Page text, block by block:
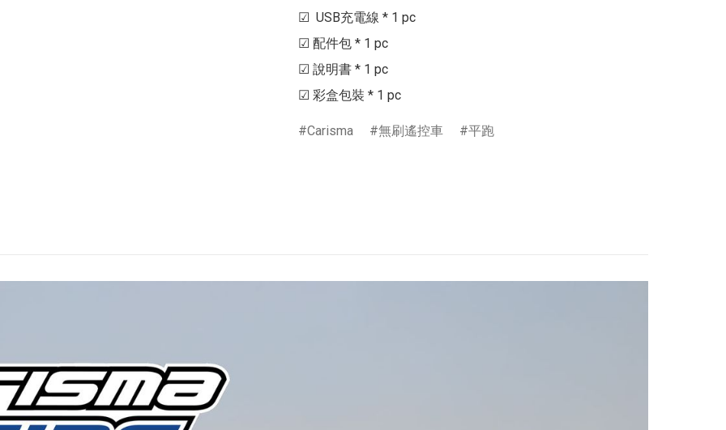
☑  USB充電線 * 1 pc
☑ 配件包 * 1 pc
☑ 說明書 * 1 pc
☑ 彩盒包裝 * 1 pc
Carisma 無刷遙控車 平跑